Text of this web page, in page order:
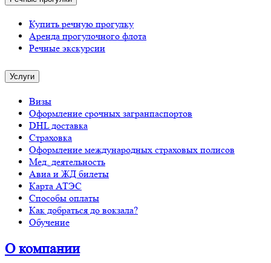
Купить речную прогулку
Аренда прогулочного флота
Речные экскурсии
Услуги
Визы
Оформление срочных загранпаспортов
DHL доставка
Страховка
Оформление международных страховых полисов
Мед. деятельность
Авиа и ЖД билеты
Карта АТЭС
Способы оплаты
Как добраться до вокзала?
Обучение
О компании